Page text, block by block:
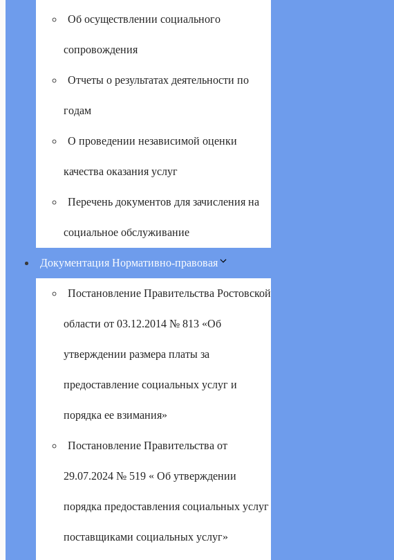
Об осуществлении социального
сопровождения
Отчеты о результатах деятельности по
годам
О проведении независимой оценки
качества оказания услуг
Перечень документов для зачисления на
социальное обслуживание
Документация Нормативно-правовая
Постановление Правительства Ростовской
области от 03.12.2014 № 813 «Об
утверждении размера платы за
предоставление социальных услуг и
порядка ее взимания»
Постановление Правительства от
29.07.2024 № 519 « Об утверждении
порядка предоставления социальных услуг
поставщиками социальных услуг»